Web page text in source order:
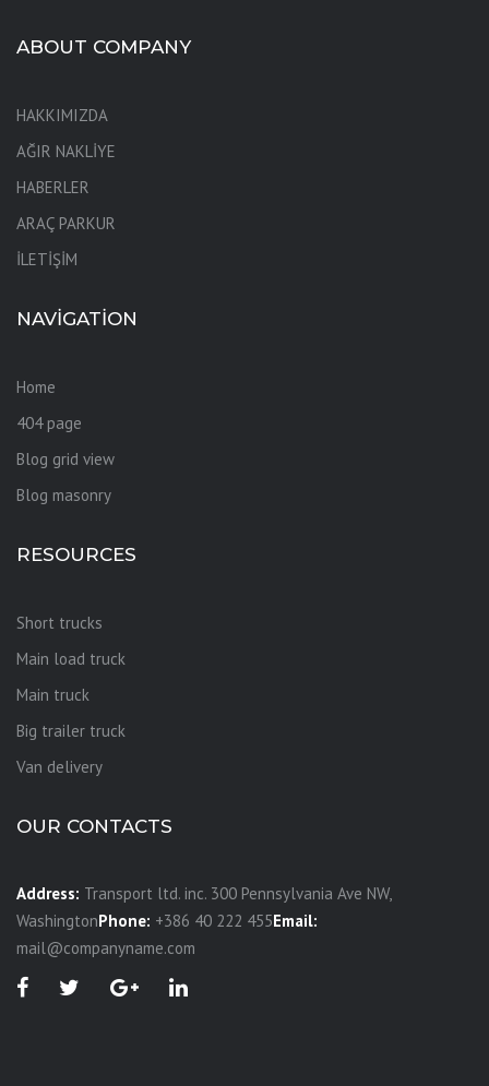
ABOUT COMPANY
HAKKIMIZDA
AĞIR NAKLİYE
HABERLER
ARAÇ PARKUR
İLETİŞİM
NAVIGATION
Home
404 page
Blog grid view
Blog masonry
RESOURCES
Short trucks
Main load truck
Main truck
Big trailer truck
Van delivery
OUR CONTACTS
Address: Transport ltd. inc. 300 Pennsylvania Ave NW,
WashingtonPhone: +386 40 222 455Email:
mail@companyname.com